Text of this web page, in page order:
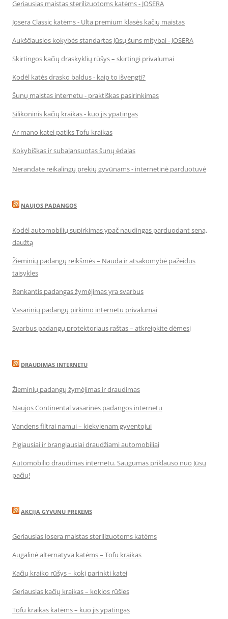
Geriausias maistas sterilizuotoms katėms - JOSERA
Josera Classic katėms - Ulta premium klasės kačių maistas
Aukščiausios kokybės standartas Jūsų šuns mitybai - JOSERA
Skirtingos kačių draskyklių rūšys – skirtingi privalumai
Kodėl katės drasko baldus - kaip to išvengti?
Šunų maistas internetu - praktiškas pasirinkimas
Silikoninis kačių kraikas - kuo jis ypatingas
Ar mano katei patiks Tofu kraikas
Kokybiškas ir subalansuotas šunų ėdalas
Nerandate reikalingų prekių gyvūnams - internetinė parduotuvė
NAUJOS PADANGOS
Kodėl automobilių supirkimas ypač naudingas parduodant seną,
daužtą
Žieminių padangų reikšmės – Nauda ir atsakomybė pažeidus
taisykles
Renkantis padangas žymėjimas yra svarbus
Vasarinių padangų pirkimo internetu privalumai
Svarbus padangų protektoriaus raštas – atkreipkite dėmesį
DRAUDIMAS INTERNETU
Žieminių padangų žymėjimas ir draudimas
Naujos Continental vasarinės padangos internetu
Vandens filtrai namui – kiekvienam gyventojui
Pigiausiai ir brangiausiai draudžiami automobiliai
Automobilio draudimas internetu. Saugumas priklauso nuo Jūsų
pačių!
AKCIJA GYVUNU PREKEMS
Geriausias Josera maistas sterilizuotoms katėms
Augalinė alternatyva katėms – Tofu kraikas
Kačių kraiko rūšys – kokį parinkti katei
Geriausias kačių kraikas – kokios rūšies
Tofu kraikas katėms – kuo jis ypatingas